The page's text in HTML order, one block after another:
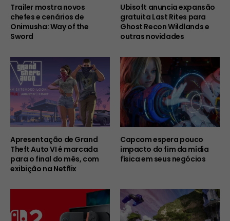
Trailer mostra novos
chefes e cenários de
Onimusha: Way of the
Sword
Ubisoft anuncia expansão
gratuita Last Rites para
Ghost Recon Wildlands e
outras novidades
Apresentação de Grand
Theft Auto VI é marcada
para o final do mês, com
exibição na Netflix
Capcom espera pouco
impacto do fim da mídia
física em seus negócios